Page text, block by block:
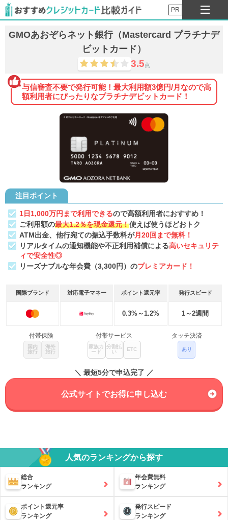
PR
GMOあおぞらネット銀行（Mastercard プラチナデ
ビットカード）
3.5点
与信審査不要で発行可能！最大利用額3億円/月なので高
額利用者にぴったりなプラチナデビットカード！
注目ポイント
1日1,000万円まで利用できるので高額利用者におすすめ！
ご利用額の最大1.2％を現金還元！使えば使うほどおトク
ATM出金、他行宛ての振込手数料が月20回まで無料！
リアルタイムの通知機能や不正利用補償による高いセキュリテ
ィで安全性◎
リーズナブルな年会費（3,300円）のプレミアカード！
国際ブランド 対応電子マネー ポイント還元率 発行スピード
0.3%～1.2% 1～2週間
付帯保険
国内
旅行
海外
旅行
付帯サービス
家族カ
ード
分割払
い
ETC
タッチ決済
あり
＼ 最短5分で申込完了 ／
公式サイトでお得に申し込む
人気のランキングから探す
総合
ランキング
年会費無料
ランキング
ポイント還元率
ランキング
発行スピード
ランキング